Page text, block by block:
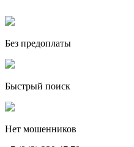
Без предоплаты
Быстрый поиск
Нет мошенников